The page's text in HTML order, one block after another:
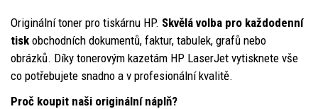
Originální toner pro tiskárnu HP. Skvělá volba pro každodenní
tisk obchodních dokumentů, faktur, tabulek, grafů nebo
obrázků. Díky tonerovým kazetám HP LaserJet vytisknete vše
co potřebujete snadno a v profesionální kvalitě.
Proč koupit naši originální náplň?